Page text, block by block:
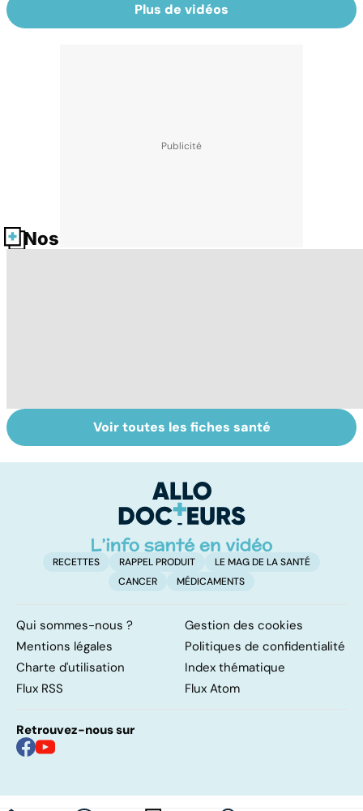
Plus de vidéos
Nos fiches santé
pulmonaire : un
Phlébites : une
affection à
Voir toutes les fiches santé
RECETTES RAPPEL PRODUIT
LE MAG DE LA SANTÉ
CANCER
MÉDICAMENTS
Qui sommes-nous ?
Gestion des cookies
Mentions légales
Politiques de confidentialité
Charte d'utilisation
Index thématique
Flux RSS
Flux Atom
Retrouvez-nous sur